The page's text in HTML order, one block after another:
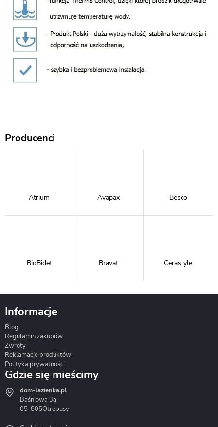
Producenci
Atrium Avapax Besco
BioBidet Bravat Cerastyle
Hydrostop
Informacje
Blog
Regulamin zakupów
Zwroty
Reklamacje produktów
Polityka prywatności
Gdzie się mieścimy
dom-lazienka.pl
Baśniowa 3a
05-805Otrębusy